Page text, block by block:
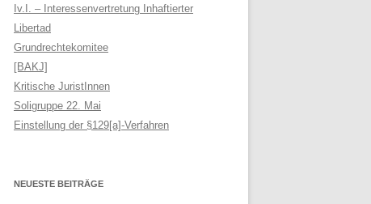
Iv.I. – Interessenvertretung Inhaftierter
Libertad
Grundrechtekomitee
[BAKJ]
Kritische JuristInnen
Soligruppe 22. Mai
Einstellung der §129[a]-Verfahren
NEUESTE BEITRÄGE